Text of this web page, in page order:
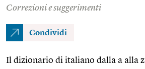
Correzioni e suggerimenti
Condividi
Il dizionario di italiano dalla a alla z